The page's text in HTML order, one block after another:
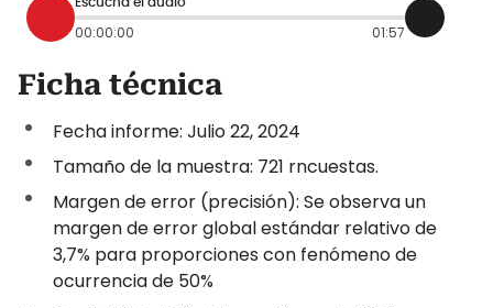
00:00:00 01:57
Ficha técnica
Fecha informe: Julio 22, 2024
Tamaño de la muestra: 721 rncuestas.
Margen de error (precisión): Se observa un
margen de error global estándar relativo de
3,7% para proporciones con fenómeno de
ocurrencia de 50%